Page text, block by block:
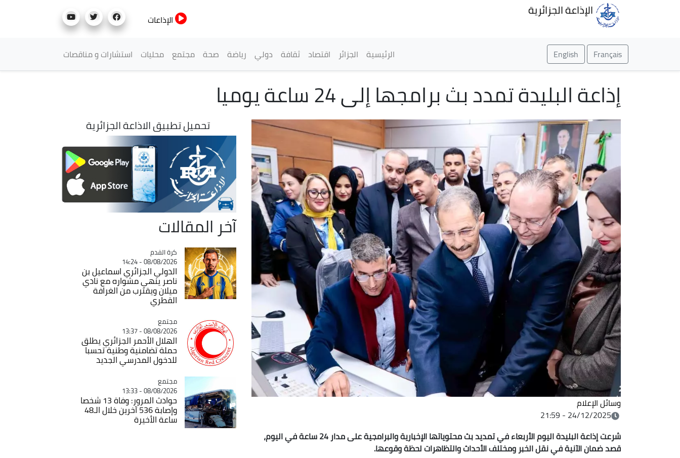
الإذاعة الجزائرية
الإذاعات
Français
English القائمة الرئيسية
الرئيسية الجزائر اقتصاد ثقافة دولي رياضة صحة مجتمع محليات استشارات و مناقصات
إذاعة البليدة تمدد بث برامجها إلى 24 ساعة يوميا
وسائل الإعلام
24/12/2025 - 21:59
شرعت إذاعة البليدة اليوم الأربعاء في تمديد بث محتوياتها الإخبارية والبرامجية على مدار 24 ساعة في اليوم،
قصد ضمان الآنية في نقل الخبر ومختلف الأحداث والتظاهرات لحظة وقوعها.
تحميل تطبيق الاذاعة الجزائرية
آخر المقالات
Catégorie
كرة القدم
08/08/2026 - 14:24
الدولي الجزائري اسماعيل بن
ناصر ينهي مشواره مع نادي
ميلان ويقترب من الغرافة
القطري
Catégorie
مجتمع
08/08/2026 - 13:37
الهلال الأحمر الجزائري يطلق
حملة تضامنية وطنية تحسبا
للدخول المدرسي الجديد
Catégorie
مجتمع
08/08/2026 - 13:33
حوادث المرور: وفاة 13 شخصا
وإصابة 536 آخرين خلال الـ48
ساعة الأخيرة